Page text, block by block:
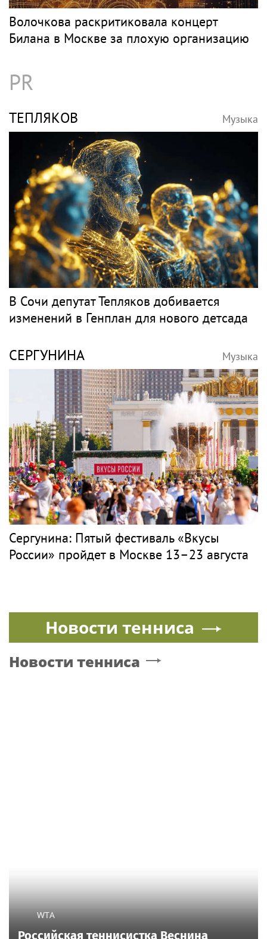
Волочкова раскритиковала концерт
Билана в Москве за плохую организацию
PR
ТЕПЛЯКОВ Музыка
В Сочи депутат Тепляков добивается
изменений в Генплан для нового детсада
СЕРГУНИНА Музыка
Сергунина: Пятый фестиваль «Вкусы
России» пройдет в Москве 13–23 августа
Новости тенниса
Новости тенниса
WTA
Российская теннисистка Веснина